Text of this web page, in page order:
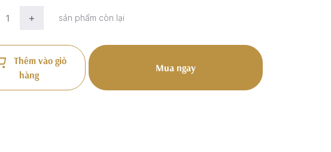
sản phẩm còn lại
Thêm vào giỏ
hàng
Mua ngay